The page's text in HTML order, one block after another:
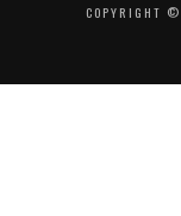
COPYRIGHT